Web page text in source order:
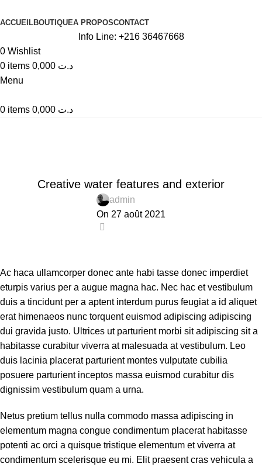
ACCUEILBOUTIQUEA PROPOSCONTACT
Info Line: +216 36467668
0 Wishlist
0 items د.ت
Menu
0 items د.ت
Creative water features and exterior
admin
On 27 août 2021
Ac haca ullamcorper donec ante habi tasse donec imperdiet
eturpis varius per a augue magna hac. Nec hac et vestibulum
duis a tincidunt per a aptent interdum purus feugiat a id aliquet
erat himenaeos nunc torquent euismod adipiscing adipiscing
dui gravida justo. Ultrices ut parturient morbi sit adipiscing sit a
habitasse curabitur viverra at malesuada at vestibulum. Leo
duis lacinia placerat parturient montes vulputate cubilia
posuere parturient inceptos massa euismod curabitur dis
dignissim vestibulum quam a urna.
Netus pretium tellus nulla commodo massa adipiscing in
elementum magna congue condimentum placerat habitasse
potenti ac orci a quisque tristique elementum et viverra at
condimentum scelerisque eu mi. Elit praesent cras vehicula a